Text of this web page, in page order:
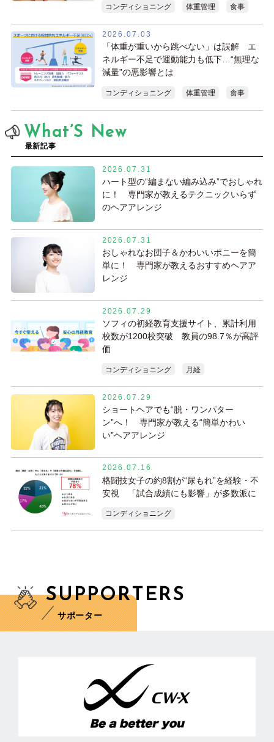
コンディショニング 体重管理 食事
2026.07.03
「体重が重いから跳べない」は誤解 エ
ネルギー不足で運動能力も低下…“無理な
減量”の悪影響とは
コンディショニング 体重管理 食事
What’S New
最新記事
2026.07.31
ハート型の“編まない編み込み”でおしゃれ
に！ 専門家が教えるテクニックいらず
のヘアアレンジ
2026.07.31
おしゃれなお団子＆かわいいポニーを簡
単に！ 専門家が教えるおすすめヘアア
レンジ
2026.07.29
ソフィの初経教育支援サイト、累計利用
校数が1200校突破 教員の98.7％が高評
価
コンディショニング 月経
2026.07.29
ショートヘアでも“脱・ワンパター
ン”へ！ 専門家が教える“簡単かわい
い”ヘアアレンジ
2026.07.16
格闘技女子の約8割が“尿もれ”を経験・不
安視 「試合成績にも影響」が多数派に
コンディショニング
SUPPORTERS
サポーター